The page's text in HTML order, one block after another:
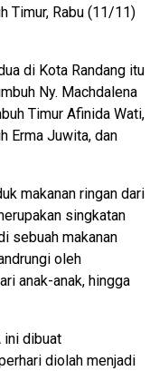
Timur, Rabu (11/11)
di Kota Randang itu
Ny. Machdalena
Timur Afinida Wati,
Erma Juwita, dan
makanan ringan dari
singkatan
sebuah makanan
oleh
anak-anak, hingga
ini dibuat
diolah menjadi